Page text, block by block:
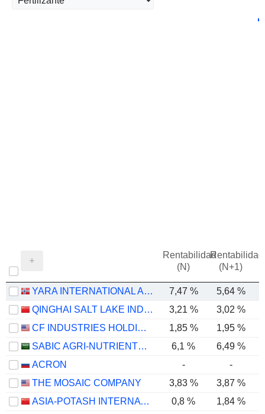
Rentabilidad
(N)
Rentabilidad
(N+1)
YARA INTERNATIONAL ASA 7,47 %
5,64 %
QINGHAI SALT LAKE INDUSTRY CO.,LTD
3,21 % 3,02 %
CF INDUSTRIES HOLDINGS, INC.
1,85 %
1,95 %
SABIC AGRI-NUTRIENTS COMPANY
6,1 % 6,49 %
ACRON
-
-
THE MOSAIC COMPANY
3,83 % 3,87 %
ASIA-POTASH INTERNATIONAL INVESTMENT (GUANGZHOU)CO.,LTD.
0,8 % 1,84 %